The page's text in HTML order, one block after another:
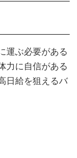
運ぶ必要がある
力に自信がある
日給を狙えるバ